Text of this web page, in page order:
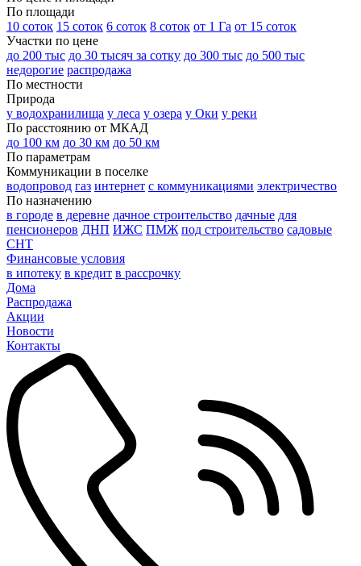
По площади
10 соток 15 соток 6 соток 8 соток от 1 Га от 15 соток
Участки по цене
до 200 тыс до 30 тысяч за сотку до 300 тыс до 500 тыс
недорогие распродажа
По местности
Природа
у водохранилища у леса у озера у Оки у реки
По расстоянию от МКАД
до 100 км до 30 км до 50 км
По параметрам
Коммуникации в поселке
водопровод газ интернет с коммуникациями электричество
По назначению
в городе в деревне дачное строительство дачные для
пенсионеров ДНП ИЖС ПМЖ под строительство садовые
СНТ
Финансовые условия
в ипотеку в кредит в рассрочку
Дома
Распродажа
Акции
Новости
Контакты